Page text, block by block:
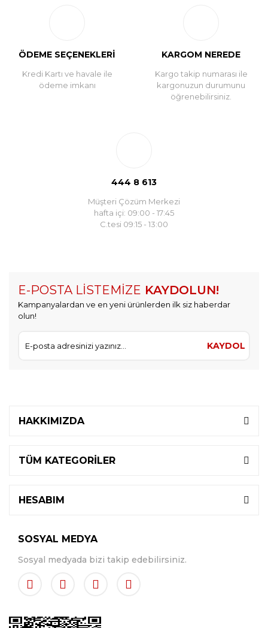
ÖDEME SEÇENEKLERİ
Kredi Kartı ve havale ile
ödeme imkanı
KARGOM NEREDE
Kargo takip numarası ile
kargonuzun durumunu
öğrenebilirsiniz.
444 8 613
Müşteri Çözüm Merkezi
hafta içi: 09:00 - 17:45
C.tesi 09:15 - 13:00
E-POSTA LİSTEMİZE KAYDOLUN!
Kampanyalardan ve en yeni ürünlerden ilk siz haberdar
olun!
KAYDOL
HAKKIMIZDA
TÜM KATEGORİLER
HESABIM
SOSYAL MEDYA
Sosyal medyada bizi takip edebilirsiniz.